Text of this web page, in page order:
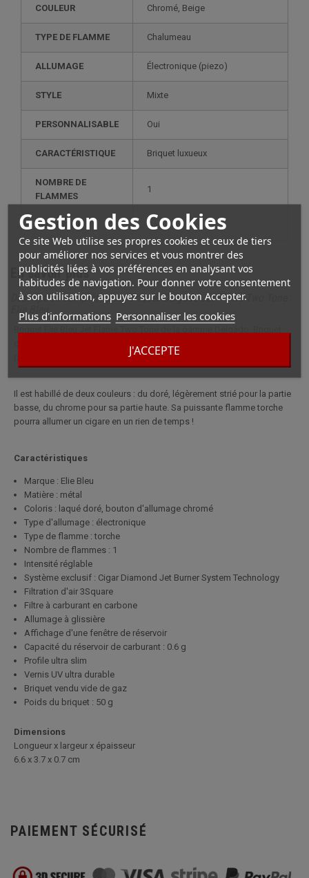
Gestion des Cookies
Ce site Web utilise ses propres cookies et ceux de tiers
pour améliorer nos services et vous montrer des
publicités liées à vos préférences en analysant vos
habitudes de navigation. Pour donner votre consentement
à son utilisation, appuyez sur le bouton Accepter.
Plus d'informations Personnaliser les cookies
J'ACCEPTE
COULEUR Chromé, Beige
TYPE DE FLAMME Chalumeau
ALLUMAGE électronique (piezo)
STYLE mixte
PERSONNALISABLE oui
CARACTÉRISTIQUE briquet luxueux
NOMBRE DE
FLAMMES
1
RECHARGE gaz
En savoir plus
Description complète pour Briquet Delgado Jet Flame Two Tone
Elie Bleu
Il est habillé de deux couleurs : du doré, légèrement strié pour la partie
basse, du chrome pour sa partie haute. Sa puissante flamme torche
pourra allumer un cigare en un rien de temps !
Caractéristiques
Marque : Elie Bleu
Matière : métal
Coloris : laqué doré, bouton d'allumage chromé
Type d'allumage : électronique
Type de flamme : torche
Nombre de flammes : 1
Intensité réglable
Système exclusif : Cigar Diamond Jet Burner System Technology
Filtration d'air 3Square
Filtre à carburant en carbone
Allumage à glissière
Affichage d'une fenêtre de réservoir
Capacité du réservoir de carburant : 0.6 g
Profile ultra slim
Vernis UV ultra durable
Briquet vendu vide de gaz
Poids du briquet : 50 g
Dimensions
Longueur x largeur x épaisseur
6.6 x 3.7 x 0.7 cm
PAIEMENT SÉCURISÉ